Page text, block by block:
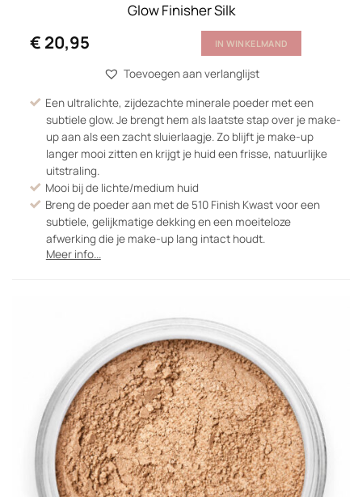
Glow Finisher Silk
€ 20,95 IN WINKELMAND
Toevoegen aan verlanglijst
Een ultralichte, zijdezachte minerale poeder met een
subtiele glow. Je brengt hem als laatste stap over je make-
up aan als een zacht sluierlaagje. Zo blijft je make-up
langer mooi zitten en krijgt je huid een frisse, natuurlijke
uitstraling.
Mooi bij de lichte/medium huid
Breng de poeder aan met de 510 Finish Kwast voor een
subtiele, gelijkmatige dekking en een moeiteloze
afwerking die je make-up lang intact houdt.
Meer info...